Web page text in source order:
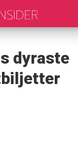
dyraste